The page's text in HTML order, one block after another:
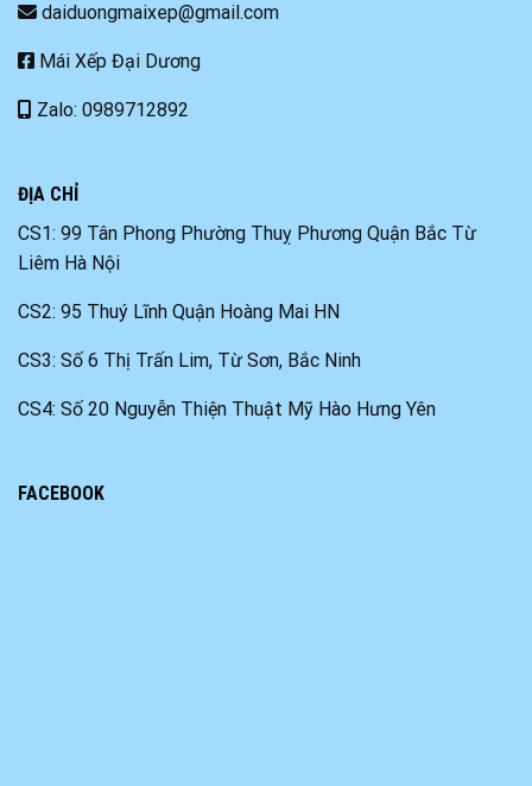
daiduongmaixep@gmail.com
Mái Xếp Đại Dương
Zalo: 0989712892
ĐỊA CHỈ
CS1: 99 Tân Phong Phường Thuỵ Phương Quận Bắc Từ
Liêm Hà Nội
CS2: 95 Thuý Lĩnh Quận Hoàng Mai HN
CS3: Số 6 Thị Trấn Lim, Từ Sơn, Bắc Ninh
CS4: Số 20 Nguyễn Thiện Thuật Mỹ Hào Hưng Yên
FACEBOOK